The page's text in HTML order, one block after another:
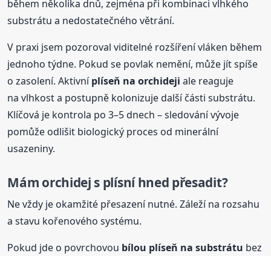
během několika dnů, zejména při kombinaci vlhkého
substrátu a nedostatečného větrání.
V praxi jsem pozoroval viditelné rozšíření vláken během
jednoho týdne. Pokud se povlak nemění, může jít spíše
o zasolení. Aktivníplíseň na orchideji ale reaguje
na vlhkost a postupně kolonizuje další části substrátu.
Klíčová je kontrola po 3–5 dnech – sledování vývoje
pomůže odlišit biologický proces od minerální
usazeniny.
Mám orchidej s plísní hned přesadit?
Ne vždy je okamžité přesazení nutné. Záleží na rozsahu
a stavu kořenového systému.
Pokud jde o povrchovou bílou plíseň na substrátu bez